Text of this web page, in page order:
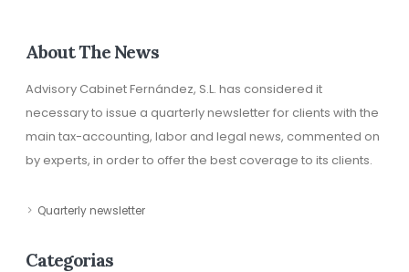
About The News
Advisory Cabinet Fernández, S.L. has considered it
necessary to issue a quarterly newsletter for clients with the
main tax-accounting, labor and legal news, commented on
by experts, in order to offer the best coverage to its clients.
Quarterly newsletter
Categorias